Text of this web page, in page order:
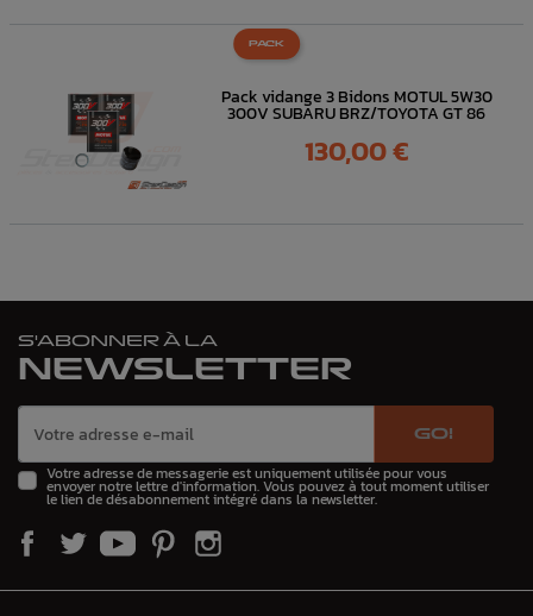
Pack vidange 3 Bidons MOTUL 5W30
300V SUBARU BRZ/TOYOTA GT 86
Prix
130,00 €
PACK
S'ABONNER À LA
NEWSLETTER
GO!
Votre adresse de messagerie est uniquement utilisée pour vous
envoyer notre lettre d'information. Vous pouvez à tout moment utiliser
le lien de désabonnement intégré dans la newsletter.